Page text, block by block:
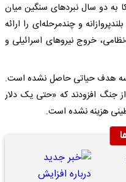
به دو سال نبردهای سنگین میان
و چندمرحله‌ای را ارائه
خروج نیروهای اسرائیلی و
سه هدف حیاتی حاصل نشده است.
جنگ افزودند که «حتی یک دلار
هزینه نشده است.